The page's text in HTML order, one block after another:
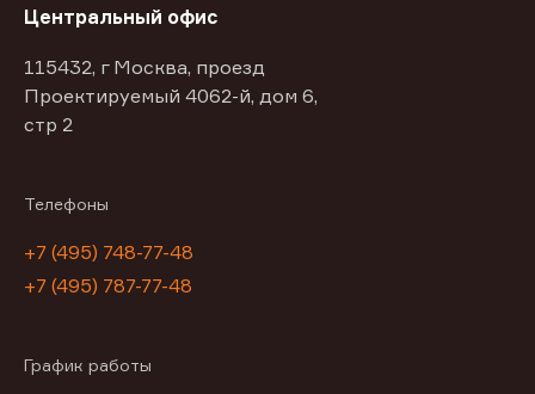
Центральный офис
115432, г Москва, проезд
Проектируемый 4062-й, дом 6,
стр 2
Телефоны
+7 (495) 748-77-48
+7 (495) 787-77-48
График работы